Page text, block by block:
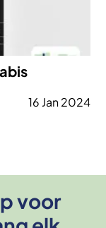
16 Jan 2024
voor